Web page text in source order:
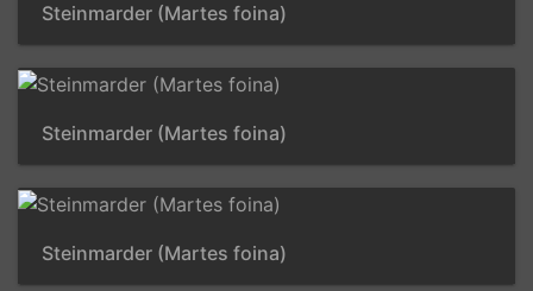
Steinmarder (Martes foina)
Steinmarder (Martes foina)
Steinmarder (Martes foina)